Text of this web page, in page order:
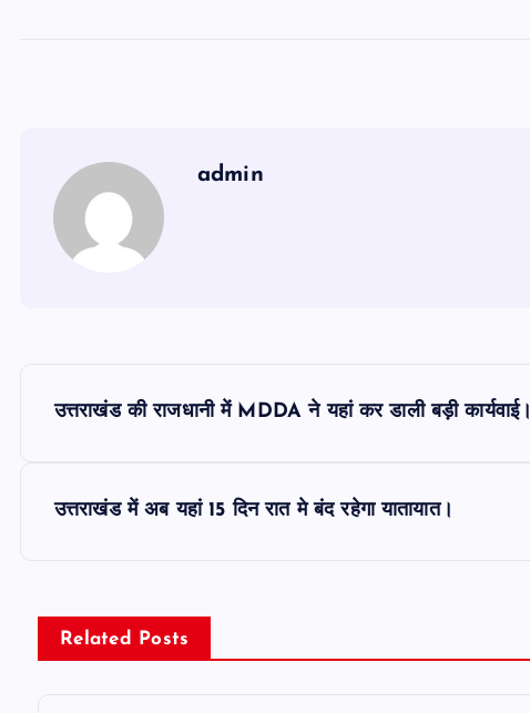
admin
उत्तराखंड की राजधानी में MDDA ने यहां कर डाली बड़ी कार्यवाई।
उत्तराखंड में अब यहां 15 दिन रात मे बंद रहेगा यातायात।
Related Posts